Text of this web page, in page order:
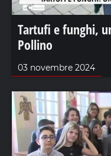
Tartufi e funghi,
Pollino
03 novembre 2024